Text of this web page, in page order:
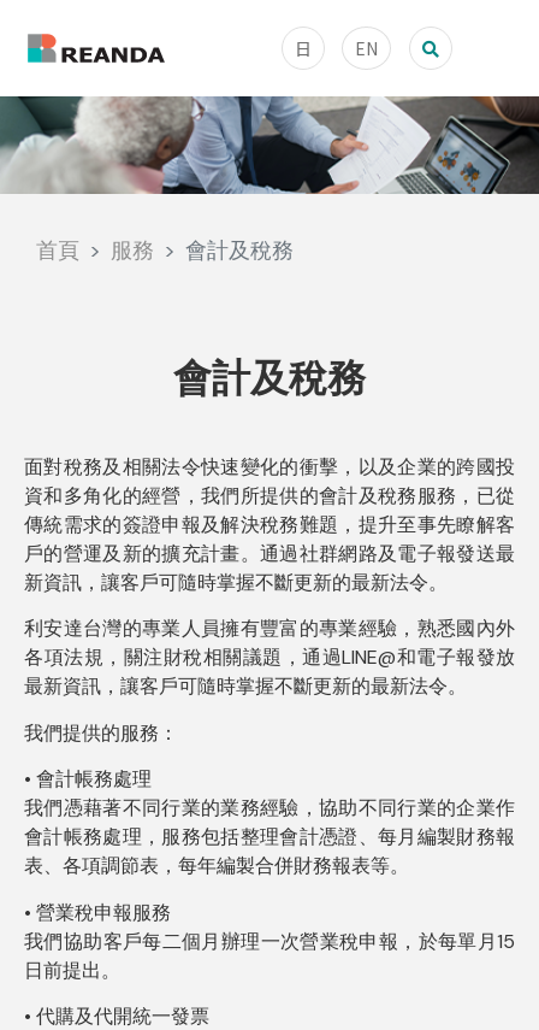
日 EN
首頁 服務 會計及稅務
會計及稅務
面對稅務及相關法令快速變化的衝擊，以及企業的跨國投
資和多角化的經營，我們所提供的會計及稅務服務，已從
傳統需求的簽證申報及解決稅務難題，提升至事先瞭解客
戶的營運及新的擴充計畫。通過社群網路及電子報發送最
新資訊，讓客戶可隨時掌握不斷更新的最新法令。
利安達台灣的專業人員擁有豐富的專業經驗，熟悉國內外
各項法規，關注財稅相關議題， 通過LINE@和電子報發放
最新資訊，讓客戶可隨時掌握不斷更新的最新法令。
我們提供的服務：
• 會計帳務處理
我們憑藉著不同行業的業務經驗，協助不同行業的企業作
會計帳務處理，服務包括整理會計憑證、每月編製財務報
表、各項調節表，每年編製合併財務報表等。
• 營業稅申報服務
我們協助客戶每二個月辦理一次營業稅申報，於每單月15
日前提出。
• 代購及代開統一發票